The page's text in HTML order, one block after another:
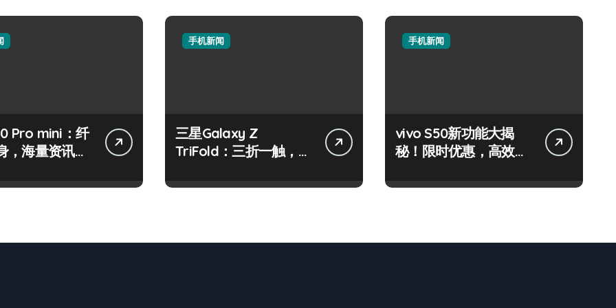
Pro mini：纤
，海量资讯一
手机新闻
三星Galaxy Z
TriFold：三折一触，未
手机新闻
vivo S50新功能大揭
秘！限时优惠，高效玩